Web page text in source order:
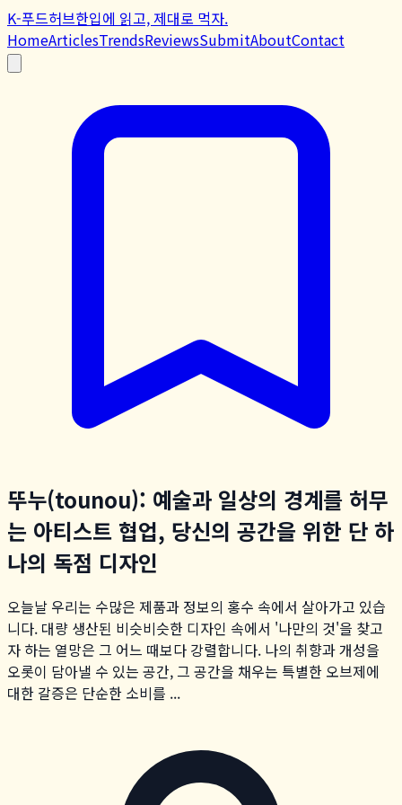
K-푸드허브한입에 읽고, 제대로 먹자.
HomeArticlesTrendsReviewsSubmitAboutContact
뚜누(tounou): 예술과 일상의 경계를 허무
는 아티스트 협업, 당신의 공간을 위한 단 하
나의 독점 디자인
오늘날 우리는 수많은 제품과 정보의 홍수 속에서 살아가고 있습
니다. 대량 생산된 비슷비슷한 디자인 속에서 '나만의 것'을 찾고
자 하는 열망은 그 어느 때보다 강렬합니다. 나의 취향과 개성을
오롯이 담아낼 수 있는 공간, 그 공간을 채우는 특별한 오브제에
대한 갈증은 단순한 소비를 ...